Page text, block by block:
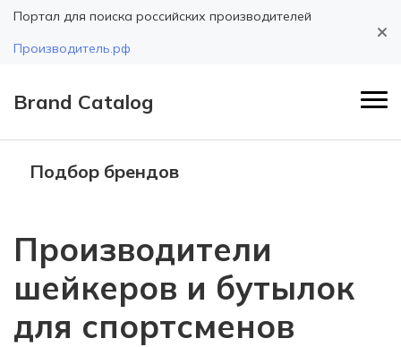
Портал для поиска российских производителей
Производитель.рф
Brand Catalog
Подбор брендов
Производители
шейкеров и бутылок
для спортсменов